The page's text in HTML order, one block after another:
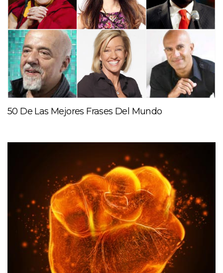
50 De Las Mejores Frases Del Mundo